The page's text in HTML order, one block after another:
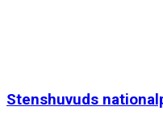
Stenshuvuds